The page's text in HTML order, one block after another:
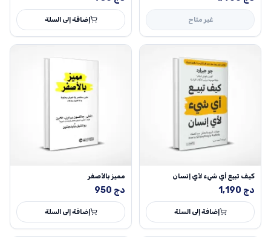
غير متاح إضافة إلى السلة
كيف تبيع أي شيء لأي إنسان
1,190 دج
إضافة إلى السلة
مميز بالأصفر
950 دج
إضافة إلى السلة